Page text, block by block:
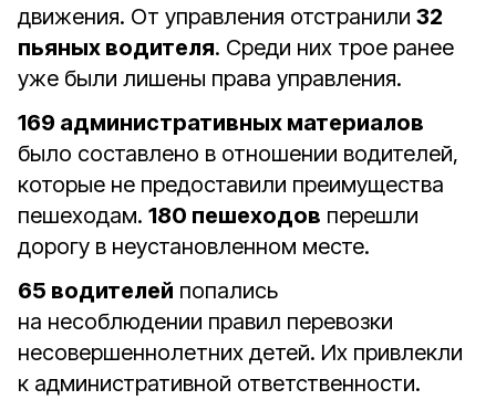
движения. От управления отстранили 32
пьяных водителя. Среди них трое ранее
уже были лишены права управления.
169 административных материалов
было составлено в отношении водителей,
которые не предоставили преимущества
пешеходам. 180 пешеходов перешли
дорогу в неустановленном месте.
65 водителей попались
на несоблюдении правил перевозки
несовершеннолетних детей. Их привлекли
к административной ответственности.